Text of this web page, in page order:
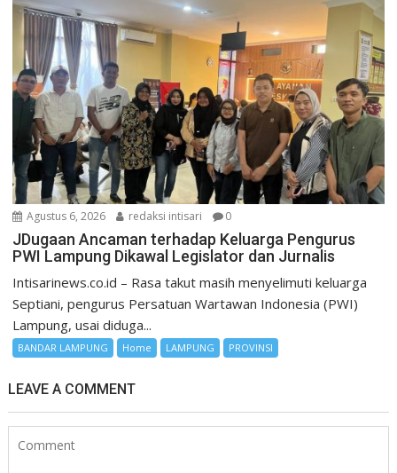
Agustus 6, 2026 redaksi intisari 0
JDugaan Ancaman terhadap Keluarga Pengurus
PWI Lampung Dikawal Legislator dan Jurnalis
Intisarinews.co.id – Rasa takut masih menyelimuti keluarga
Septiani, pengurus Persatuan Wartawan Indonesia (PWI)
Lampung, usai diduga...
BANDAR LAMPUNG Home LAMPUNG PROVINSI
LEAVE A COMMENT